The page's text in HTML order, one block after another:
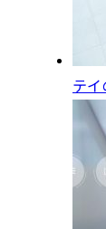
テイ